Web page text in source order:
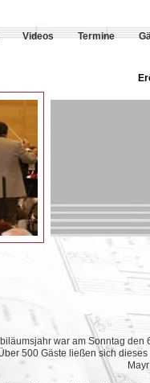
Videos Termine
war am Sonntag den
500 Gäste ließen sich dieses